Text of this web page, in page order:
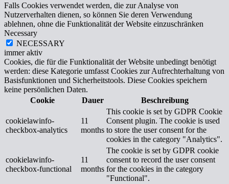
Falls Cookies verwendet werden, die zur Analyse von
Nutzerverhalten dienen, so können Sie deren Verwendung
ablehnen, ohne die Funktionalität der Website einzuschränken
Necessary
NECESSARY
immer aktiv
Cookies, die für die Funktionalität der Website unbedingt benötigt
werden: diese Kategorie umfasst Cookies zur Aufrechterhaltung von
Basisfunktionen und Sicherheitstools. Diese Cookies speichern
keine persönlichen Daten.
Cookie
Dauer Beschreibung
cookielawinfo-
checkbox-analytics
11
months
This cookie is set by GDPR Cookie
Consent plugin. The cookie is used
to store the user consent for the
cookies in the category "Analytics".
cookielawinfo-
checkbox-functional
11
months
The cookie is set by GDPR cookie
consent to record the user consent
for the cookies in the category
"Functional".